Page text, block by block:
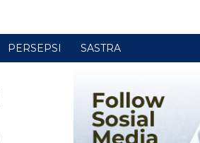
PERSEPSI SASTRA